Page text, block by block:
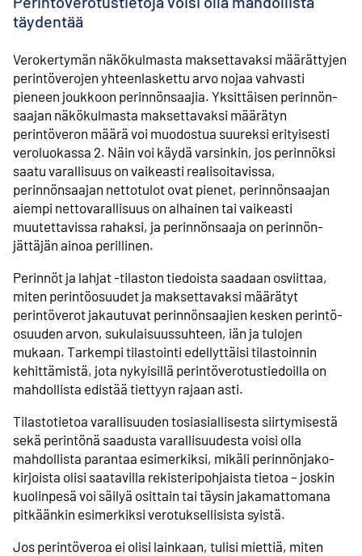
täydentää
Verokertymän näkökulmasta maksettavaksi määrättyjen
perintöverojen yhteenlaskettu arvo nojaa vahvasti
pieneen joukkoon perinnönsaajia. Yksittäisen perinnön­
saajan näkökulmasta maksettavaksi määrätyn
perintöveron määrä voi muodostua suureksi erityisesti
veroluokassa 2. Näin voi käydä varsinkin, jos perinnöksi
saatu varallisuus on vaikeasti realisoitavissa,
perinnönsaajan nettotulot ovat pienet, perinnönsaajan
aiempi nettovarallisuus on alhainen tai vaikeasti
muutettavissa rahaksi, ja perinnönsaaja on perinnön­
jättäjän ainoa perillinen.
Perinnöt ja lahjat -tilaston tiedoista saadaan osviittaa,
miten perintöosuudet ja maksettavaksi määrätyt
perintöverot jakautuvat perinnönsaajien kesken perintö­
osuuden arvon, sukulaisuus­suhteen, iän ja tulojen
mukaan. Tarkempi tilastointi edellyttäisi tilastoinnin
kehittämistä, jota nykyisillä perintöverotus­tiedoilla on
mahdollista edistää tiettyyn rajaan asti.
Tilastotietoa varallisuuden tosiasiallisesta siirtymisestä
sekä perintönä saadusta varallisuudesta voisi olla
mahdollista parantaa esimerkiksi, mikäli perinnönjako­
kirjoista olisi saatavilla rekisteri­pohjaista tietoa – joskin
kuolinpesä voi säilyä osittain tai täysin jakamattomana
pitkäänkin esimerkiksi verotuksellisista syistä.
Jos perintöveroa ei olisi lainkaan, tulisi miettiä, miten